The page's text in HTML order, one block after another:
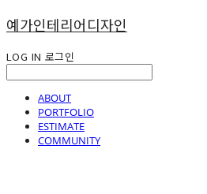
예가인테리어디자인
LOG IN 로그인
ABOUT
PORTFOLIO
ESTIMATE
COMMUNITY